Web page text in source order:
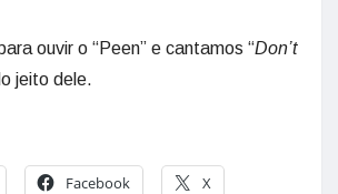
ouvir o “Peen” e cantamos “Don’t
jeito dele.
Facebook X